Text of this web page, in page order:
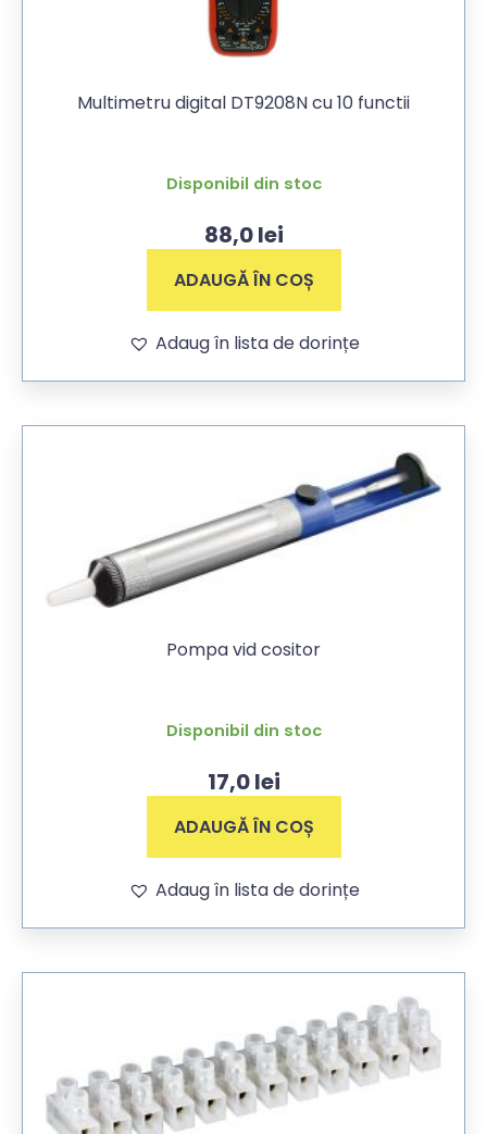
Multimetru digital DT9208N cu 10 functii
Disponibil din stoc
88,0lei
ADAUGĂ ÎN COȘ
Adaug în lista de dorințe
Pompa vid cositor
Disponibil din stoc
17,0lei
ADAUGĂ ÎN COȘ
Adaug în lista de dorințe